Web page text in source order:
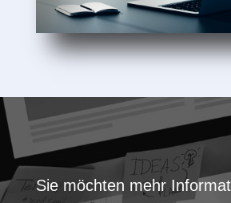
Sie möchten mehr